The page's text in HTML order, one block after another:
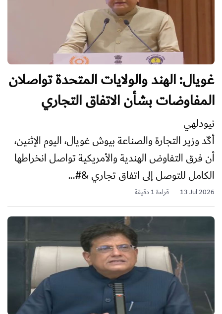
غويال: الهند والولايات المتحدة تواصلان
المفاوضات بشأن الاتفاق التجاري
نيودلهي
أكّد وزير التجارة والصناعة بيوش غويال، اليوم الإثنين،
أن فرق التفاوض الهندية والأمريكية تواصل انخراطها
الكامل للتوصل إلى اتفاق تجاري &#...
13 Jul 2026 قراءة 1 دقيقة